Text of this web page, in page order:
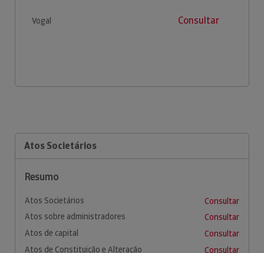
Vogal Consultar
Atos Societários
Resumo
Atos Societários
Consultar
Atos sobre administradores
Consultar
Atos de capital
Consultar
Atos de Constituição e Alteração
Consultar